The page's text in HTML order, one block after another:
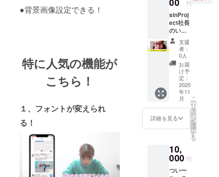
●背景画像設定できる！
特に人気の機能が
こちら！
１、フォントが変えられ
る！
にて調
整させ
ていた
だきま
す。 ※
場所は
sinProj
ectの本
社にな
りま
す。 大
阪市西
区新町1
丁目22-
22 新町
物北側
の蕎麦
屋の隣
に上階
円
sinProj
ect社長
のいわ
しんさ
んと
Zoomで
マン
ツーマ
ン飲み
会がで
きる権
利で
す。 ※
日程は
メール
にて調
ていた
だきま
す。 ※
時間は
支援
者：
0人
お届
け予
定：
2020
年11
月
詳細を見る
こ
の
リ
タ
ー
ン
を
選
択
す
る
10,
000 円
ついー